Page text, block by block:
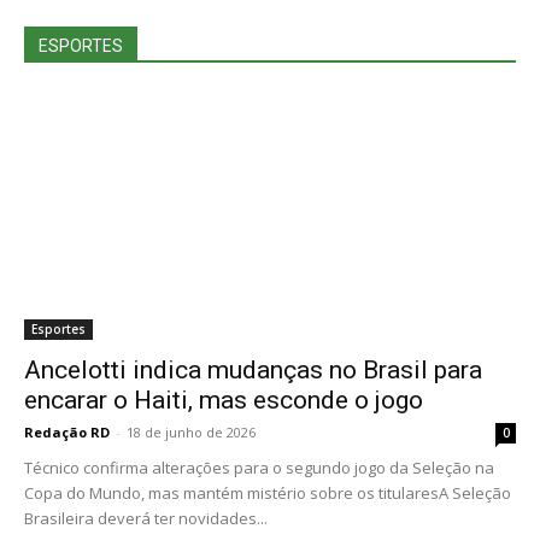
ESPORTES
Esportes
Ancelotti indica mudanças no Brasil para
encarar o Haiti, mas esconde o jogo
Redação RD - 18 de junho de 2026 0
Técnico confirma alterações para o segundo jogo da Seleção na
Copa do Mundo, mas mantém mistério sobre os titularesA Seleção
Brasileira deverá ter novidades...